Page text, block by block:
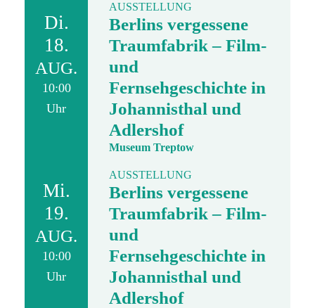
Di.
18.
AUG.
10:00
Uhr
AUSSTELLUNG
Berlins vergessene
Traumfabrik – Film-
und
Fernsehgeschichte in
Johannisthal und
Adlershof
Museum Treptow
Mi.
19.
AUG.
10:00
Uhr
AUSSTELLUNG
Berlins vergessene
Traumfabrik – Film-
und
Fernsehgeschichte in
Johannisthal und
Adlershof